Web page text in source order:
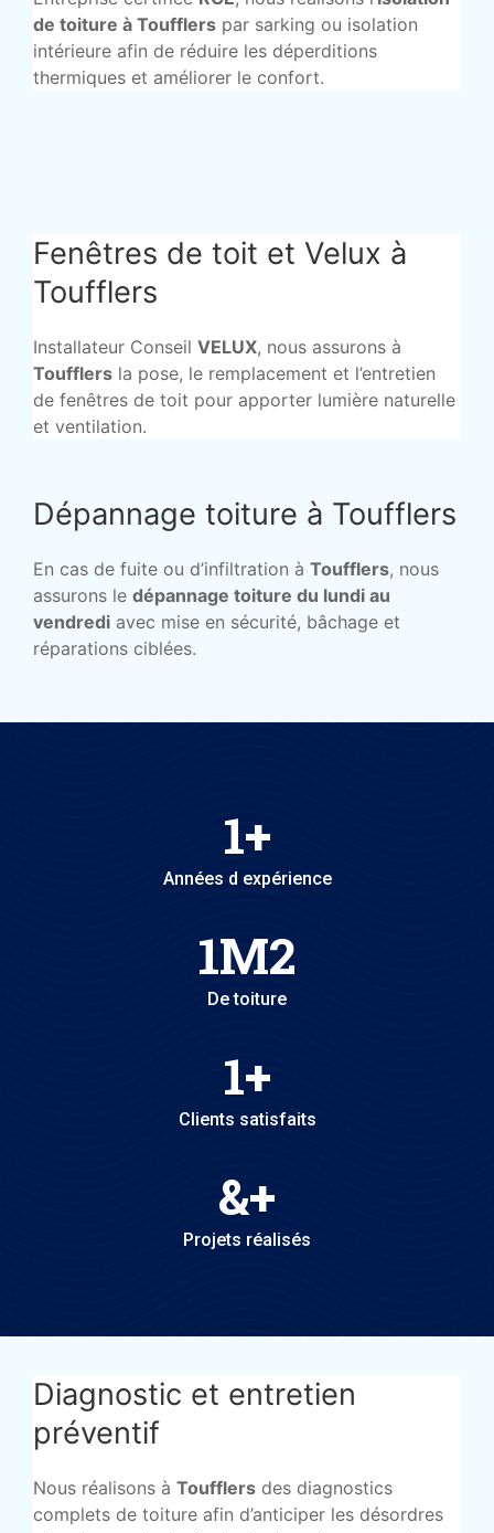
de toiture à Toufflers par sarking ou isolation
intérieure afin de réduire les déperditions
thermiques et améliorer le confort.
Fenêtres de toit et Velux à
Toufflers
Installateur Conseil VELUX, nous assurons à
Toufflers la pose, le remplacement et l’entretien
de fenêtres de toit pour apporter lumière naturelle
et ventilation.
Dépannage toiture à Toufflers
En cas de fuite ou d’infiltration à Toufflers, nous
assurons le dépannage toiture du lundi au
vendredi avec mise en sécurité, bâchage et
réparations ciblées.
1+
Années d expérience
1M2
De toiture
1+
Clients satisfaits
&+
Projets réalisés
Diagnostic et entretien
préventif
Nous réalisons à Toufflers des diagnostics
complets de toiture afin d’anticiper les désordres